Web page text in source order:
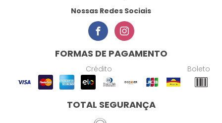
Nossas Redes Sociais
FORMAS DE PAGAMENTO
Crédito Boleto
TOTAL SEGURANÇA